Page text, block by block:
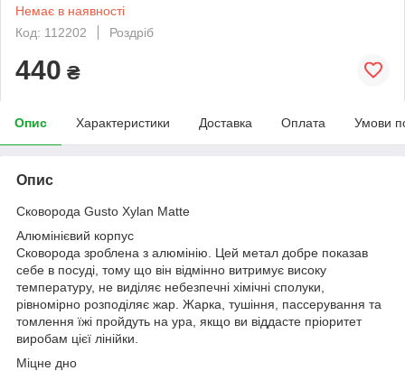
Немає в наявності
Код: 112202
Роздріб
440 ₴
Опис Характеристики Доставка Оплата Умови
Опис
Сковорода Gusto Xylan Matte
Алюмінієвий корпус
Сковорода зроблена з алюмінію. Цей метал добре показав
себе в посуді, тому що він відмінно витримує високу
температуру, не виділяє небезпечні хімічні сполуки,
рівномірно розподіляє жар. Жарка, тушіння, пассерування та
томлення їжі пройдуть на ура, якщо ви віддасте пріоритет
виробам цієї лінійки.
Міцне дно